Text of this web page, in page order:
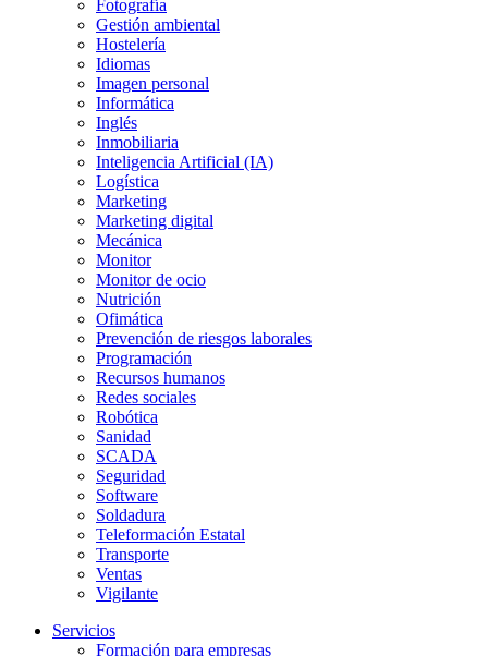
Fotografía
Gestión ambiental
Hostelería
Idiomas
Imagen personal
Informática
Inglés
Inmobiliaria
Inteligencia Artificial (IA)
Logística
Marketing
Marketing digital
Mecánica
Monitor
Monitor de ocio
Nutrición
Ofimática
Prevención de riesgos laborales
Programación
Recursos humanos
Redes sociales
Robótica
Sanidad
SCADA
Seguridad
Software
Soldadura
Teleformación Estatal
Transporte
Ventas
Vigilante
Servicios
Formación para empresas